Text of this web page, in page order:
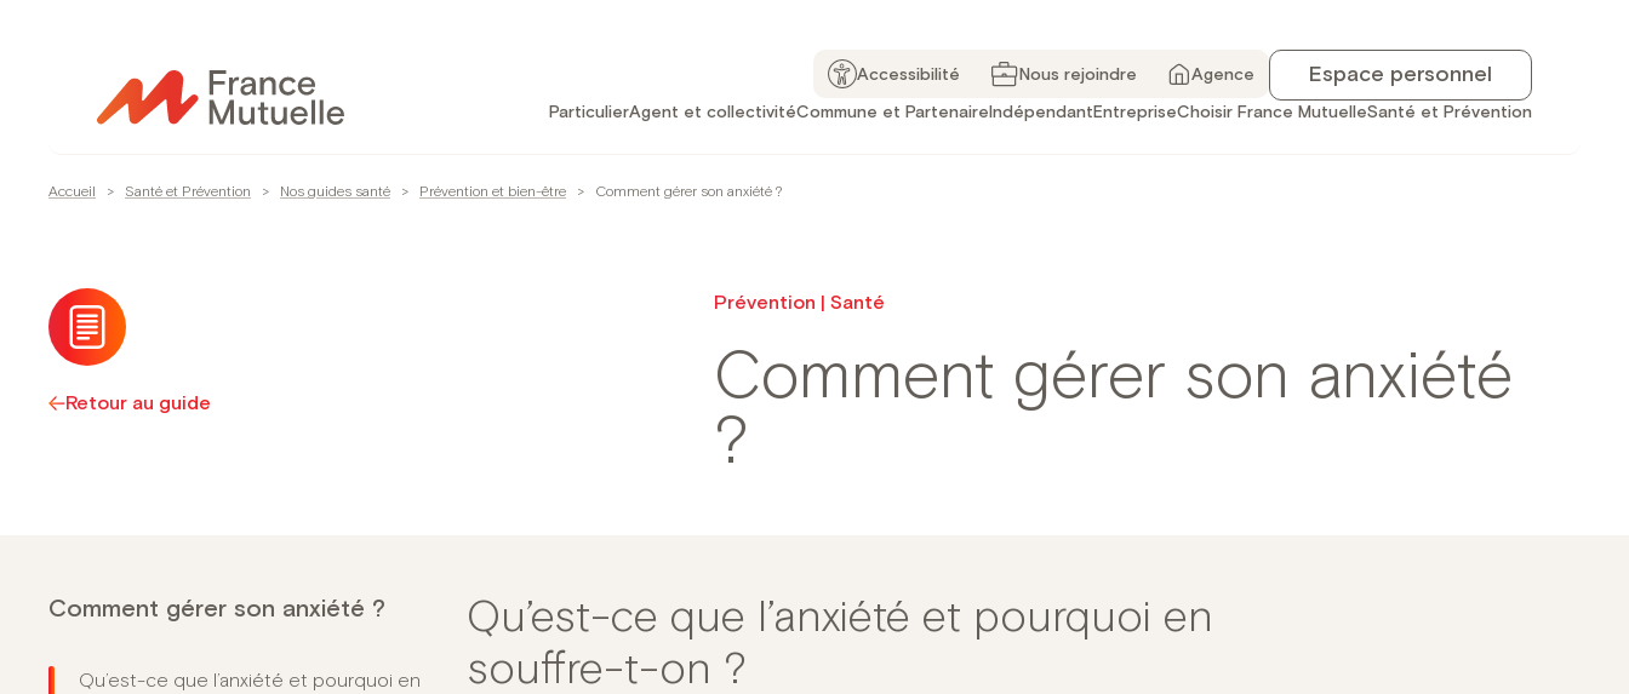
contenu
Accessibilité Nous rejoindre Agence Espace personnel
ParticulierAgent et collectivitéCommune et Partenaire Indépendant EntrepriseChoisir France MutuelleSanté et Prévention
Accueil > Santé et Prévention > Nos guides santé > Prévention et bien-être > Comment gérer son anxiété ?
Retour au guide
Prévention | Santé
Comment gérer son anxiété
?
Comment gérer son anxiété ?
Qu’est-ce que l’anxiété et pourquoi en
Qu’est-ce que l’anxiété et pourquoi en
souffre-t-on ?